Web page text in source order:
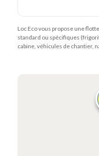
Loc Eco vous propose une
standard ou spécifiques
cabine, véhicules de chantier,